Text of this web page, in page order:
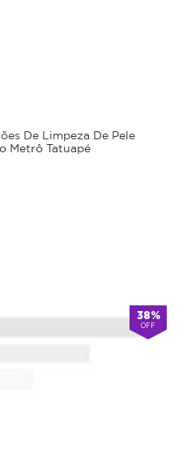
De Limpeza De Pele
Metrô Tatuapé
38%
OFF